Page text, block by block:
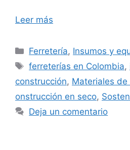
Leer más
Categorías
Ferretería, Insumos y
Etiquetas
ferreterías en Colombia,
construcción, Materiales
onstrucción en seco,
Deja un comentario